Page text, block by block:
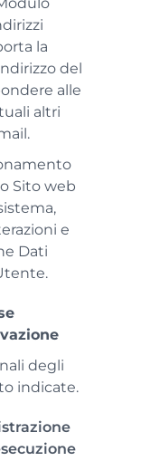
la
del
alle
altri
Sito web
e
Dati
degli
indicate.